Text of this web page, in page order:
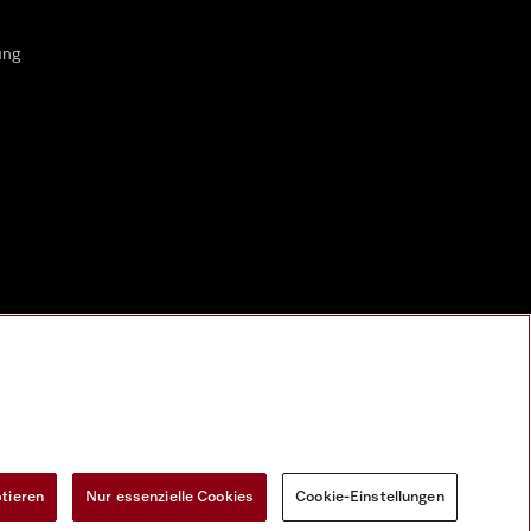
Nur essenzielle Cookies Cookie-Einstellungen